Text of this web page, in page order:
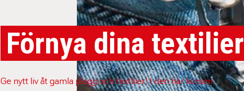
Förnya dina textilier
Ge nytt liv åt gamla plagg och textilier! I den här kursen